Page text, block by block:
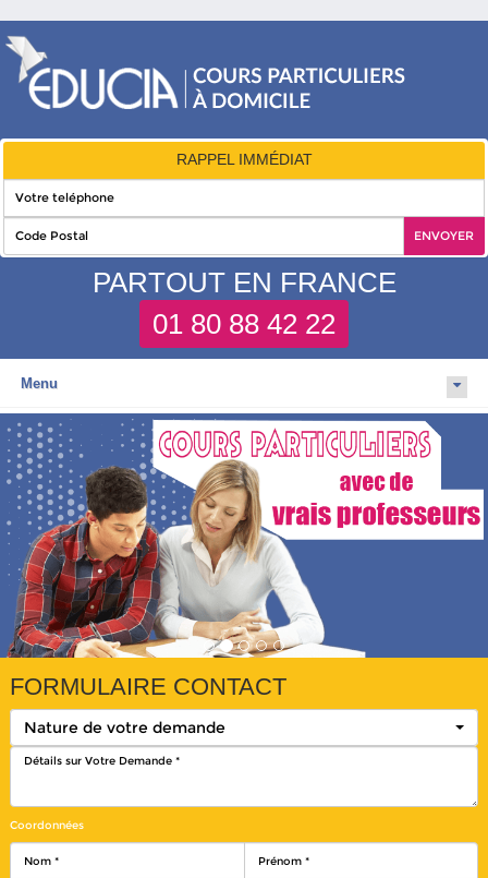
RAPPEL IMMÉDIAT
PARTOUT EN FRANCE
01 80 88 42 22
Menu
FORMULAIRE CONTACT
Nature de votre demande
Coordonnées